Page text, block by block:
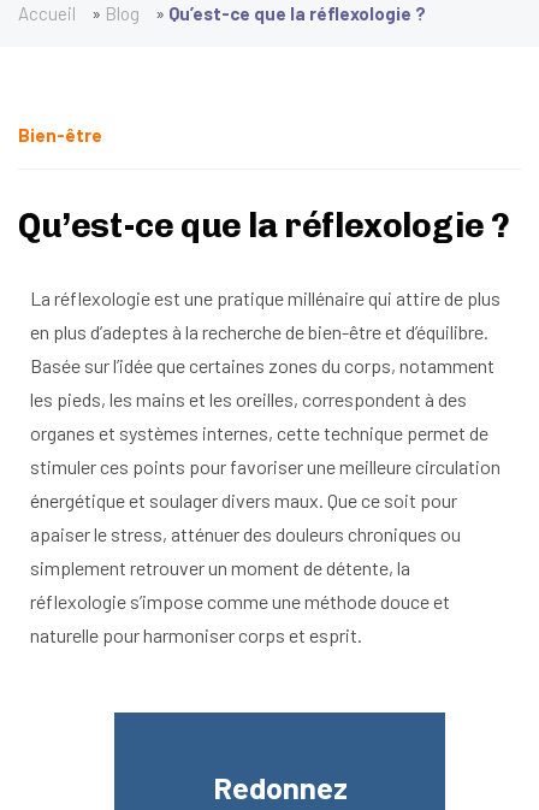
Accueil » Blog » Qu’est-ce que la réflexologie ?
Bien-être
Qu’est-ce que la réflexologie ?
La réflexologie est une pratique millénaire qui attire de plus
en plus d’adeptes à la recherche de bien-être et d’équilibre.
Basée sur l’idée que certaines zones du corps, notamment
les pieds, les mains et les oreilles, correspondent à des
organes et systèmes internes, cette technique permet de
stimuler ces points pour favoriser une meilleure circulation
énergétique et soulager divers maux. Que ce soit pour
apaiser le stress, atténuer des douleurs chroniques ou
simplement retrouver un moment de détente, la
réflexologie s’impose comme une méthode douce et
naturelle pour harmoniser corps et esprit.
Redonnez